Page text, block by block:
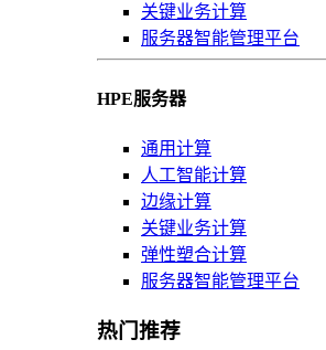
关键业务计算
服务器智能管理平台
HPE服务器
通用计算
人工智能计算
边缘计算
关键业务计算
弹性塑合计算
服务器智能管理平台
热门推荐